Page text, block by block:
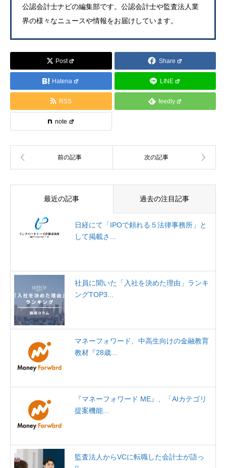
公認会計士ナビの編集部です。公認会計士や監査法人業
界の様々なニュースや情報をお届けしています。
Post Share
Hatena LINE
RSS feedly
note
最近の記事 過去の注目記事
日経にて「IPOで頼れる５法律事務所」と
して掲載さ...
社員に聞いた「入社を決めた理由」ランキ
ングTOP3...
マネーフォワード、中高生向けの金融教育
教材『28歳...
『マネーフォワード ME』、「AIカテゴリ
提案機能...
監査法人からVCに転職した会計士が語っ